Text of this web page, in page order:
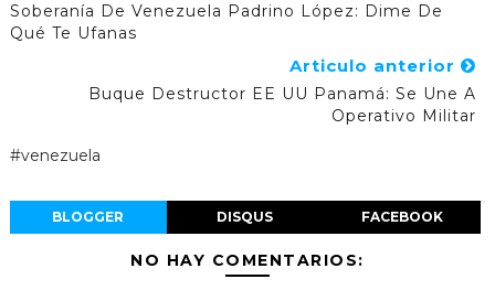
Soberanía De Venezuela Padrino López: Dime De
Qué Te Ufanas
Articulo anterior
Buque Destructor EE UU Panamá: Se Une A
Operativo Militar
#venezuela
BLOGGER DISQUS FACEBOOK
NO HAY COMENTARIOS: